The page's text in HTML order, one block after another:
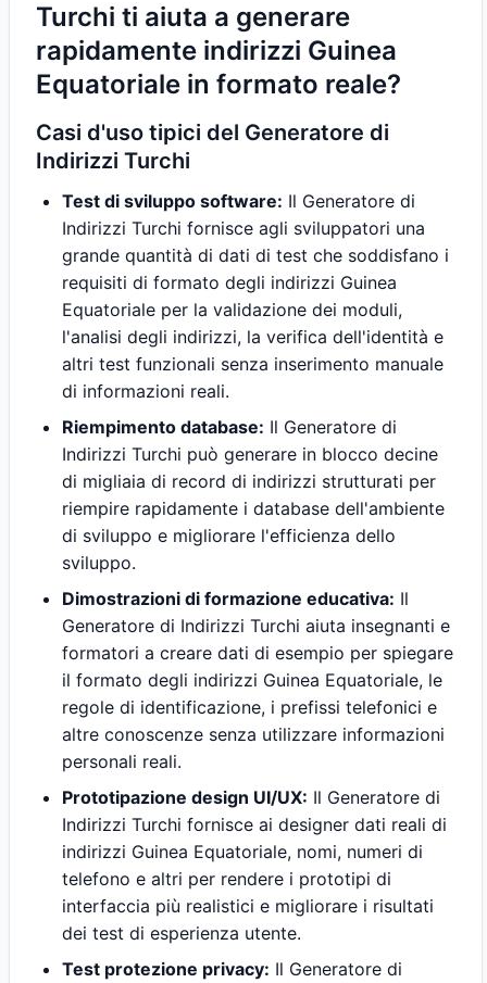
Turchi ti aiuta a generare
rapidamente indirizzi Guinea
Equatoriale in formato reale?
Casi d'uso tipici del Generatore di
Indirizzi Turchi
Test di sviluppo software: Il Generatore di
Indirizzi Turchi fornisce agli sviluppatori una
grande quantità di dati di test che soddisfano i
requisiti di formato degli indirizzi Guinea
Equatoriale per la validazione dei moduli,
l'analisi degli indirizzi, la verifica dell'identità e
altri test funzionali senza inserimento manuale
di informazioni reali.
Riempimento database: Il Generatore di
Indirizzi Turchi può generare in blocco decine
di migliaia di record di indirizzi strutturati per
riempire rapidamente i database dell'ambiente
di sviluppo e migliorare l'efficienza dello
sviluppo.
Dimostrazioni di formazione educativa: Il
Generatore di Indirizzi Turchi aiuta insegnanti e
formatori a creare dati di esempio per spiegare
il formato degli indirizzi Guinea Equatoriale, le
regole di identificazione, i prefissi telefonici e
altre conoscenze senza utilizzare informazioni
personali reali.
Prototipazione design UI/UX: Il Generatore di
Indirizzi Turchi fornisce ai designer dati reali di
indirizzi Guinea Equatoriale, nomi, numeri di
telefono e altri per rendere i prototipi di
interfaccia più realistici e migliorare i risultati
dei test di esperienza utente.
Test protezione privacy: Il Generatore di